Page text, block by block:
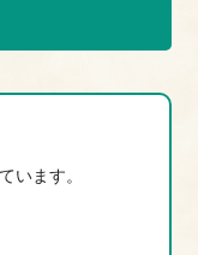
います。